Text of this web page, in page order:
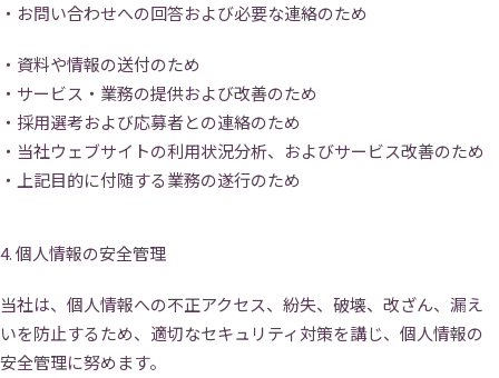
役員紹介 社員紹介
採用情報 役員インタビュー
社員インタビュー 福利厚生
社員ブログ 社員Vlog
・お問い合わせへの回答および必要な連絡のため
・資料や情報の送付のため
・サービス・業務の提供および改善のため
・採用選考および応募者との連絡のため
・当社ウェブサイトの利用状況分析、およびサービス改善のため
・上記目的に付随する業務の遂行のため
4. 個人情報の安全管理
当社は、個人情報への不正アクセス、紛失、破壊、改ざん、漏え
いを防止するため、適切なセキュリティ対策を講じ、個人情報の
安全管理に努めます。